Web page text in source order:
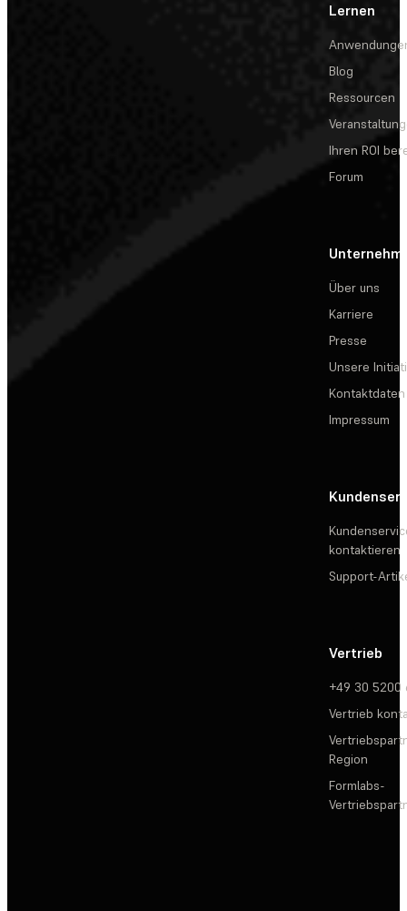
Lernen
Blog
Ressourcen
Ihren ROI
Forum
Über uns
Karriere
Presse
Unsere
Kontaktdaten
Impressum
kontaktieren
Support-
Vertrieb
+49 30 5200
Vertrieb
Region
Formlabs-